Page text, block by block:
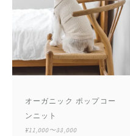
オーガニック ポップコー
ンニット
¥11,000〜33,000